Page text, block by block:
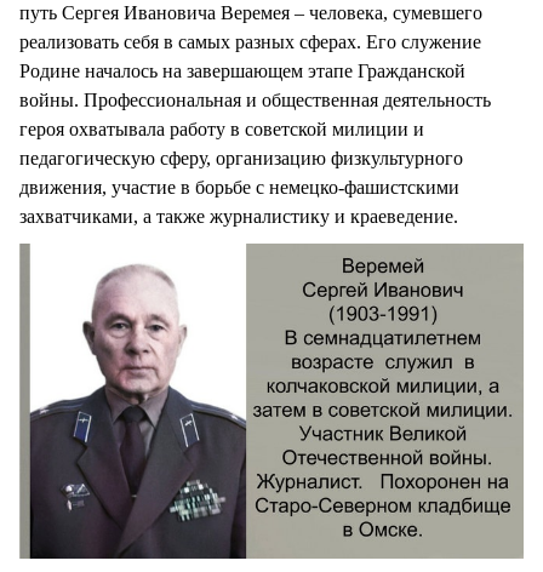
путь Сергея Ивановича Веремея – человека, сумевшего
реализовать себя в самых разных сферах. Его служение
Родине началось на завершающем этапе Гражданской
войны. Профессиональная и общественная деятельность
героя охватывала работу в советской милиции и
педагогическую сферу, организацию физкультурного
движения, участие в борьбе с немецко-фашистскими
захватчиками, а также журналистику и краеведение.